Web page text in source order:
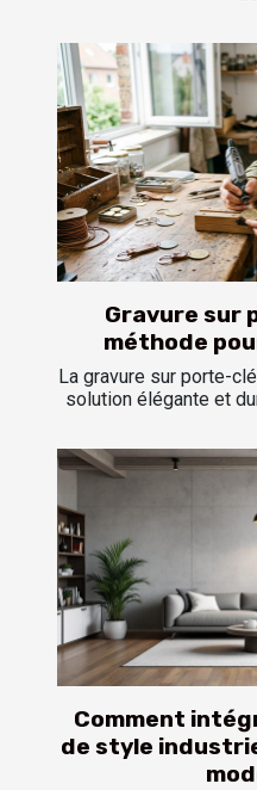
Gravure sur
méthode
La gravure sur porte-
solution élégante et
Comment
de style